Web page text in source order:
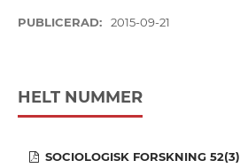
PUBLICERAD: 2015-09-21
HELT NUMMER
SOCIOLOGISK FORSKNING 52(3)